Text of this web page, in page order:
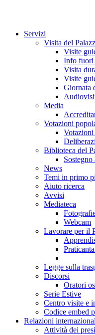
Servizi
Visita del
Visite
Info fuori
Visita
Visite
Giornata
Media
Votazioni
Biblioteca del
News
Temi in primo
Aiuto ricerca
Avvisi
Mediateca
Webcam
Lavorare per il
Legge sulla
Discorsi
Oratori
Serie Estive
Centro visite e
Codice embed
Relazioni
Attività dei